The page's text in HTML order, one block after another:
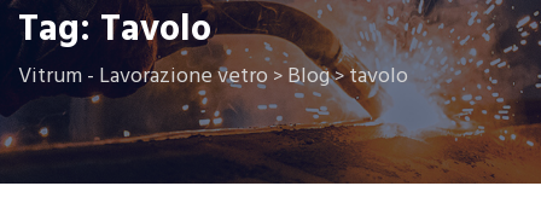
Tag:Tavolo
Vitrum - Lavorazione vetro >Blog>tavolo